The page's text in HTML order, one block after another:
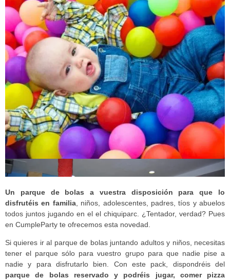
Un parque de bolas a vuestra disposición
para que lo
disfrutéis en familia, niños, adolescentes, padres, tíos y abuelos
todos juntos jugando en el el chiquiparc. ¿Tentador, verdad? Pues
en CumpleParty te ofrecemos esta novedad.
Si quieres ir al parque de bolas juntando adultos y niños, necesitas
tener el parque sólo para vuestro grupo para que nadie pise a
nadie y para disfrutarlo bien. Con este pack, dispondréis del
parque de bolas reservado y podréis jugar, comer pizza